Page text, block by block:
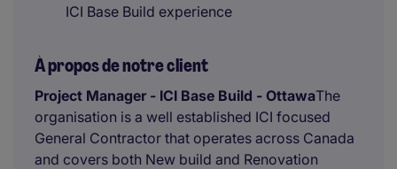
ICI Base Build experience
À propos de notre client
Project Manager - ICI Base Build - OttawaThe
organisation is a well established ICI focused
General Contractor that operates across Canada
and covers both New build and Renovation